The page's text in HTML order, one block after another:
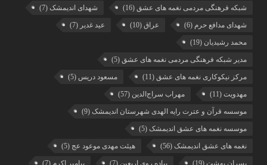
شبکه فرهنگی مردمی نغمه های عشق (16) شهدای اندیمشک (7)
شهدای مدافع حرم (6) عراق (10) عید غدیر (7)
محمد رشیدیان (19)
مدیر شبکه فرهنگی مردمی نغمه های عشق (5)
مرکز نیکوکاری نغمه های عشق (11) مسعود دریس (5)
مهدویت (11) مهراب سراج‌الدین (57)
موسسه قرآن و عترت رایه الهدی شهرستان اندیمشک (9)
موسسه نغمه های عشق اندیمشک (5)
نغمه های عشق اندیمشک (56) هیئت مهدی موعود عج (5)
پسران بهشت (19) پیاده روی اربعین (7) پیامبر اکرم (7)